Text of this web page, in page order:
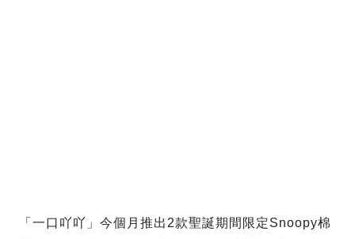
「一口吖吖」今個月推出2款聖誕期間限定Snoopy棉